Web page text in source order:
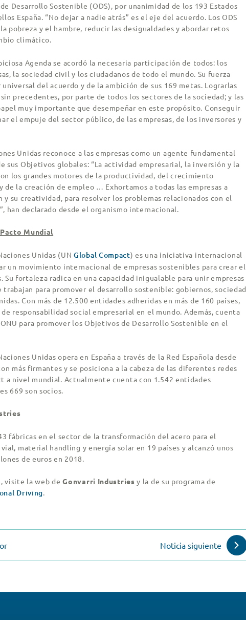
Desarrollo Sostenible (ODS), por unanimidad de los 193 Estados
España. “No dejar a nadie atrás” es el eje del acuerdo. Los ODS
pobreza y el hambre, reducir las desigualdades y abordar retos
climático.
Agenda se acordó la necesaria participación de todos: los
la sociedad civil y los ciudadanos de todo el mundo. Su fuerza
del acuerdo y de la ambición de sus 169 metas. Lograrlas
precedentes, por parte de todos los sectores de la sociedad; y las
muy importante que desempeñar en este propósito. Conseguir
el empuje del sector público, de las empresas, de los inversores y
Unidas reconoce a las empresas como un agente fundamental
sus Objetivos globales: “La actividad empresarial, la inversión y la
los grandes motores de la productividad, del crecimiento
de la creación de empleo … Exhortamos a todas las empresas a
y su creatividad, para resolver los problemas relacionados con el
han declarado desde el organismo internacional.
Mundial
Unidas (UN Global Compact) es una iniciativa internacional
un movimiento internacional de empresas sostenibles para crear el
Su fortaleza radica en una capacidad inigualable para unir empresas
trabajan para promover el desarrollo sostenible: gobiernos, sociedad
Con más de 12.500 entidades adheridas en más de 160 países,
responsabilidad social empresarial en el mundo. Además, cuenta
para promover los Objetivos de Desarrollo Sostenible en el
Unidas opera en España a través de la Red Española desde
más firmantes y se posiciona a la cabeza de las diferentes redes
a nivel mundial. Actualmente cuenta con 1.542 entidades
669 son socios.
fábricas en el sector de la transformación del acero para el
material handling y energía solar en 19 países y alcanzó unos
de euros en 2018.
visite la web deGonvarri Industries y la de su programa de
Driving.
Noticia siguiente